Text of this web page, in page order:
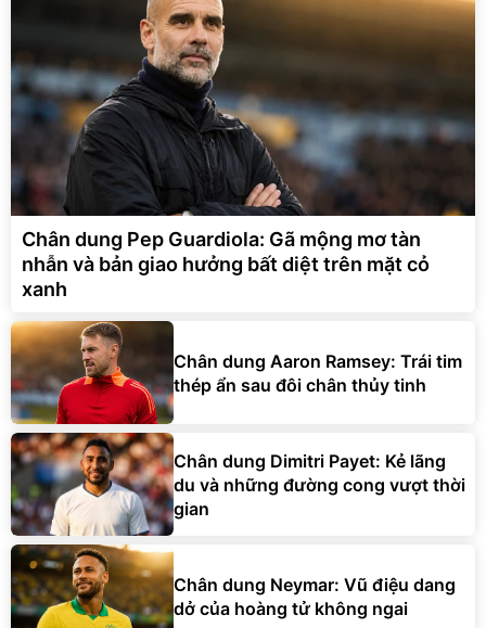
Chân dung Pep Guardiola: Gã mộng mơ tàn
nhẫn và bản giao hưởng bất diệt trên mặt cỏ
xanh
Chân dung Aaron Ramsey: Trái tim
thép ẩn sau đôi chân thủy tinh
Chân dung Dimitri Payet: Kẻ lãng
du và những đường cong vượt thời
gian
Chân dung Neymar: Vũ điệu dang
dở của hoàng tử không ngai